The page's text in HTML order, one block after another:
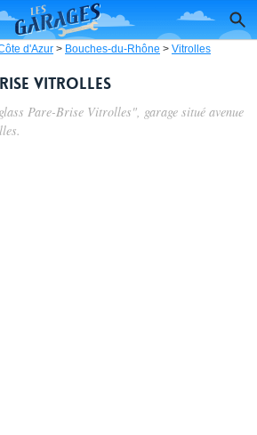
d'Azur > Bouches-du-Rhône > Vitrolles
Vitrolles
Pare-Brise Vitrolles", garage situé avenue